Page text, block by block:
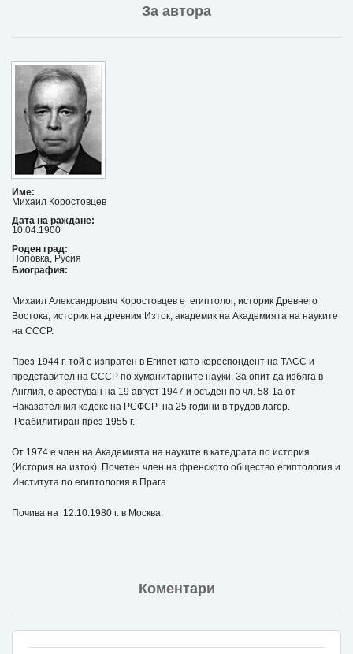
За автора
Име:
Михаил Коростовцев
Дата на раждане:
10.04.1900
Роден град:
Поповка, Русия
Биография:
Михаил Александрович Коростовцев е египтолог, историк Древнего
Востока, историк на древния Изток, академик на Академията на науките
на СССР.
През 1944 г. той е изпратен в Египет като кореспондент на ТАСС и
представител на СССР по хуманитарните науки. За опит да избяга в
Англия, е арестуван на 19 август 1947 и осъден по чл. 58-1а от
Наказателния кодекс на РСФСР на 25 години в трудов лагер.
Реабилитиран през 1955 г.
От 1974 е член на Академията на науките в катедрата по история
(История на изток). Почетен член на френското общество египтология и
Института по египтология в Прага.
Почива на 12.10.1980 г. в Москва.
Коментари